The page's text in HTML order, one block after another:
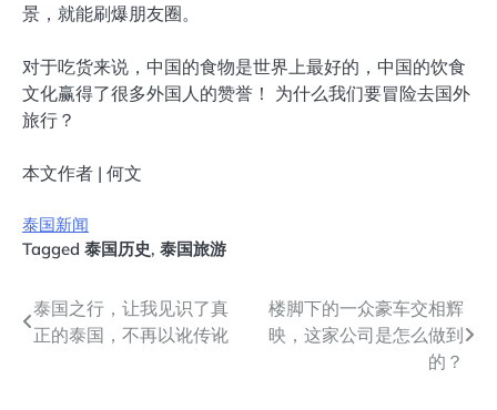
景，就能刷爆朋友圈。
对于吃货来说，中国的食物是世界上最好的，中国的饮食
文化赢得了很多外国人的赞誉！ 为什么我们要冒险去国外
旅行？
本文作者 | 何文
泰国新闻
Tagged 泰国历史, 泰国旅游
文
章
泰国之行，让我见识了真
正的泰国，不再以讹传讹
楼脚下的一众豪车交相辉
映，这家公司是怎么做到
的？